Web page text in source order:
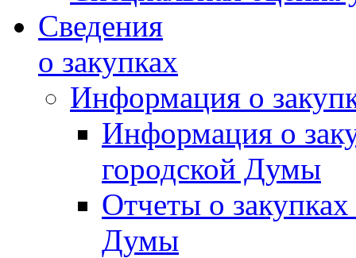
Сведения
о закупках
Информация о
Информация о
городской Думы
Отчеты о
Думы